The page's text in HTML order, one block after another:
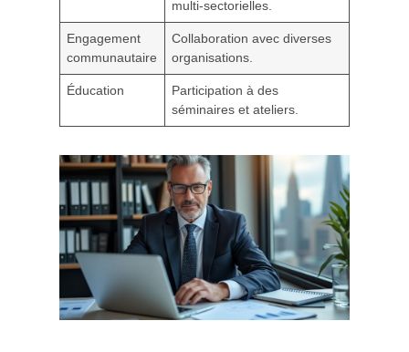
multi-sectorielles.
Engagement
communautaire
Collaboration avec diverses
organisations.
Éducation
Participation à des
séminaires et ateliers.